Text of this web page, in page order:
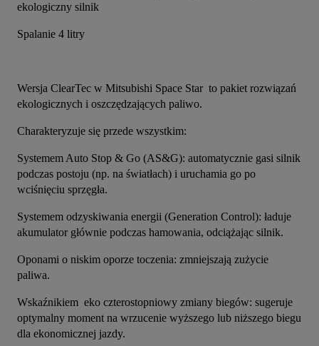
ekologiczny silnik
Spalanie 4 litry
Wersja ClearTec w Mitsubishi Space Star  to pakiet rozwiązań
ekologicznych i oszczędzających paliwo.
​Charakteryzuje się przede wszystkim:
​Systemem Auto Stop & Go (AS&G): automatycznie gasi silnik
podczas postoju (np. na światłach) i uruchamia go po
wciśnięciu sprzęgła.
​Systemem odzyskiwania energii (Generation Control): ładuje
akumulator głównie podczas hamowania, odciążając silnik.
​Oponami o niskim oporze toczenia: zmniejszają zużycie
paliwa.
​Wskaźnikiem  eko czterostopniowy zmiany biegów: sugeruje
optymalny moment na wrzucenie wyższego lub niższego biegu
dla ekonomicznej jazdy.